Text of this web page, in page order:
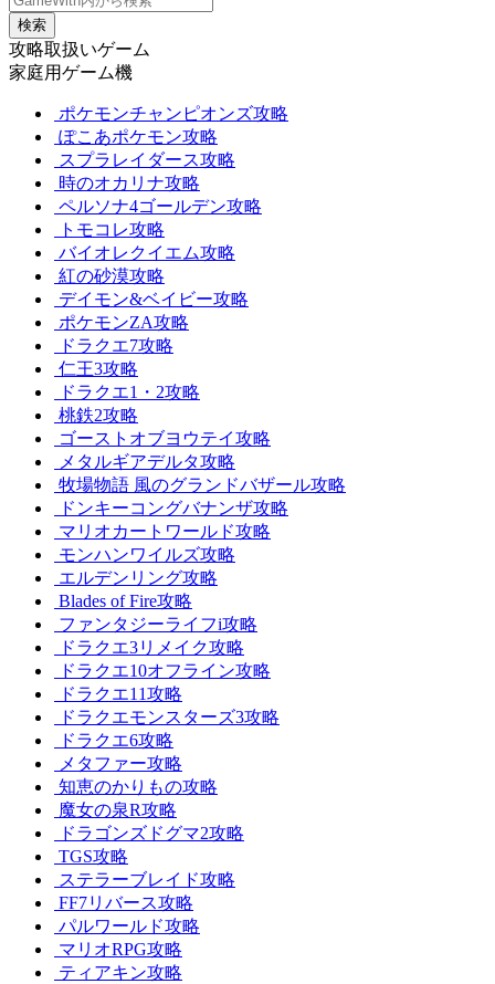
検索
攻略取扱いゲーム
家庭用ゲーム機
ポケモンチャンピオンズ攻略
ぽこあポケモン攻略
スプラレイダース攻略
時のオカリナ攻略
ペルソナ4ゴールデン攻略
トモコレ攻略
バイオレクイエム攻略
紅の砂漠攻略
デイモン&ベイビー攻略
ポケモンZA攻略
ドラクエ7攻略
仁王3攻略
ドラクエ1・2攻略
桃鉄2攻略
ゴーストオブヨウテイ攻略
メタルギアデルタ攻略
牧場物語 風のグランドバザール攻略
ドンキーコングバナンザ攻略
マリオカートワールド攻略
モンハンワイルズ攻略
エルデンリング攻略
Blades of Fire攻略
ファンタジーライフi攻略
ドラクエ3リメイク攻略
ドラクエ10オフライン攻略
ドラクエ11攻略
ドラクエモンスターズ3攻略
ドラクエ6攻略
メタファー攻略
知恵のかりもの攻略
魔女の泉R攻略
ドラゴンズドグマ2攻略
TGS攻略
ステラーブレイド攻略
FF7リバース攻略
パルワールド攻略
マリオRPG攻略
ティアキン攻略